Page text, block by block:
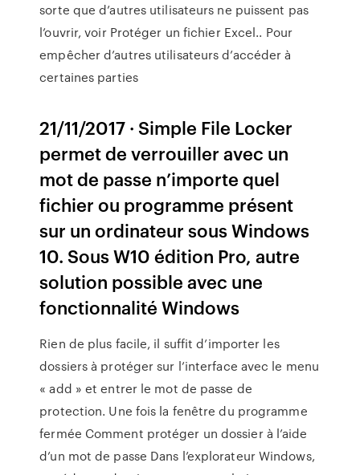
sorte que d’autres utilisateurs ne puissent pas
l’ouvrir, voir Protéger un fichier Excel.. Pour
empêcher d’autres utilisateurs d’accéder à
certaines parties
21/11/2017 · Simple File Locker
permet de verrouiller avec un
mot de passe n’importe quel
fichier ou programme présent
sur un ordinateur sous Windows
10. Sous W10 édition Pro, autre
solution possible avec une
fonctionnalité Windows
Rien de plus facile, il suffit d’importer les
dossiers à protéger sur l’interface avec le menu
« add » et entrer le mot de passe de
protection. Une fois la fenêtre du programme
fermée Comment protéger un dossier à l’aide
d’un mot de passe Dans l’explorateur Windows,